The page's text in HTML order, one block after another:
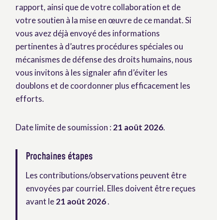
rapport, ainsi que de votre collaboration et de
votre soutien à la mise en œuvre de ce mandat. Si
vous avez déjà envoyé des informations
pertinentes à d’autres procédures spéciales ou
mécanismes de défense des droits humains, nous
vous invitons à les signaler afin d’éviter les
doublons et de coordonner plus efficacement les
efforts.
Date limite de soumission : 21 août 2026.
Prochaines étapes
Les contributions/observations peuvent être
envoyées par courriel. Elles doivent être reçues
avant le21 août 2026.